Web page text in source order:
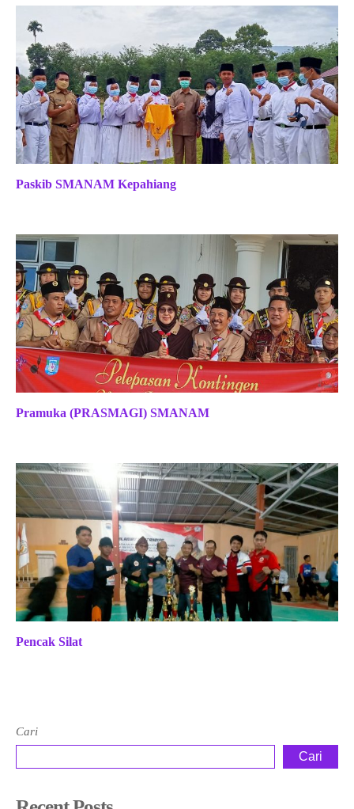
Paskib SMANAM Kepahiang
Pramuka (PRASMAGI) SMANAM
Pencak Silat
Cari
Cari